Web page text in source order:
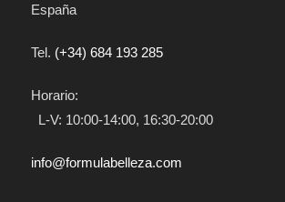
España
Tel. (+34) 684 193 285
Horario:
L-V: 10:00-14:00, 16:30-20:00
info@formulabelleza.com